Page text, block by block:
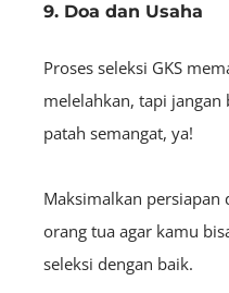
9. Doa dan Usaha
Proses seleksi GKS
melelahkan, tapi
patah semangat, ya!
Maksimalkan persiapan
orang tua agar kamu
seleksi dengan baik.